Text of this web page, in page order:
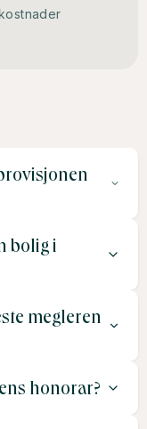
og 3 % av
boligens verdi og
bolig i
60 og 90
megleren
honorar?